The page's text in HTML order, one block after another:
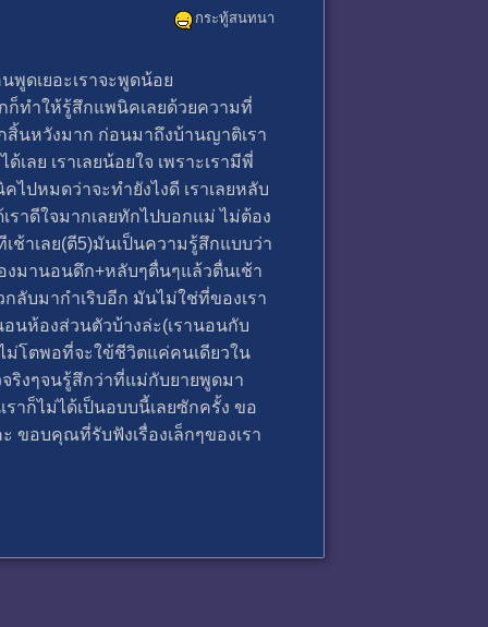
กระทู้สนทนา
พูดเยอะเราจะพูดน้อย
ก็ทำให้รู้สึกแพนิคเลยด้วยความที่
นหวังมาก ก่อนมาถึงบ้านญาติเรา
ลย เราเลยน้อยใจ เพราะเรามีพี่
ปหมดว่าจะทำยังไงดี เราเลยหลับ
าดีใจมากเลยทักไปบอกแม่ ไม่ต้อง
าเลย(ตี5)มันเป็นความรู้สึกแบบว่า
งมานอนดึก+หลับๆตื่นๆแล้วตื่นเช้า
ลับมากำเริบอีก มันไม่ใช่ที่ของเรา
นห้องส่วนตัวบ้างล่ะ(เรานอนกับ
ม่โตพอที่จะใข้ชีวิตแค่คนเดียวใน
ริงๆจนรู้สึกว่าที่แม่กับยายพูดมา
ราก็ไม่ได้เป็นอบบนี้เลยซักครั้ง ขอ
ขอบคุณที่รับฟังเรื่องเล็กๆของเรา